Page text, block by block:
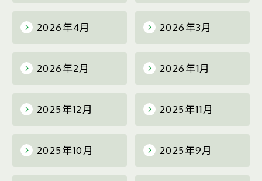
2026年4月 2026年3月
2026年2月 2026年1月
2025年12月 2025年11月
2025年10月 2025年9月